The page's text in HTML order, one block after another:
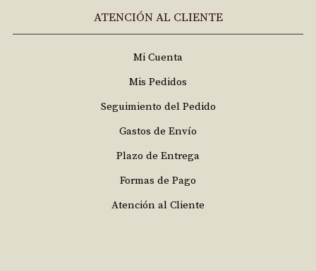
ATENCIÓN AL CLIENTE
Mi Cuenta
Mis Pedidos
Seguimiento del Pedido
Gastos de Envío
Plazo de Entrega
Formas de Pago
Atención al Cliente